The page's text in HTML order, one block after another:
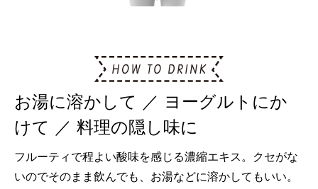
お湯に溶かして ／ ヨーグルトにか
けて ／ 料理の隠し味に
フルーティで程よい酸味を感じる濃縮エキス。クセがな
いのでそのまま飲んでも、お湯などに溶かしてもいい。